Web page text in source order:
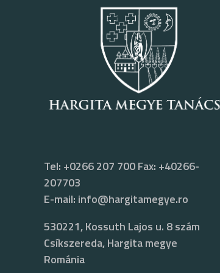
Tel: +0266 207 700 Fax: +40266-
207703
E-mail: info@hargitamegye.ro
530221, Kossuth Lajos u. 8 szám
Csíkszereda, Hargita megye
Románia